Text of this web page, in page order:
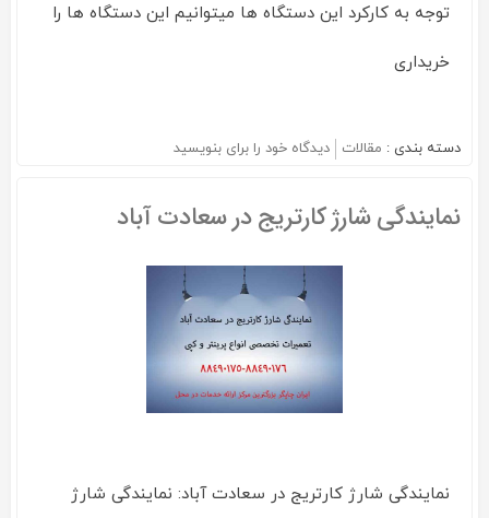
توجه به کارکرد این دستگاه ها میتوانیم این دستگاه ها را
خریداری
دسته بندی : مقالات دیدگاه خود را برای on
پرینتر
بنویسید
نمایندگی شارژ کارتریج در سعادت آباد
نمایندگی شارژ کارتریج در سعادت آباد: نمایندگی شارژ